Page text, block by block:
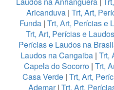
Aricanduva | Trt, Art,
Funda | Trt, Art, Perícias e
Trt, Art, Perícias e
Perícias e Laudos na
Laudos na Cangaiba| Trt,
Capela do Socorro | Trt,
Casa Verde | Trt, Art,
Ademar| Trt, Art,